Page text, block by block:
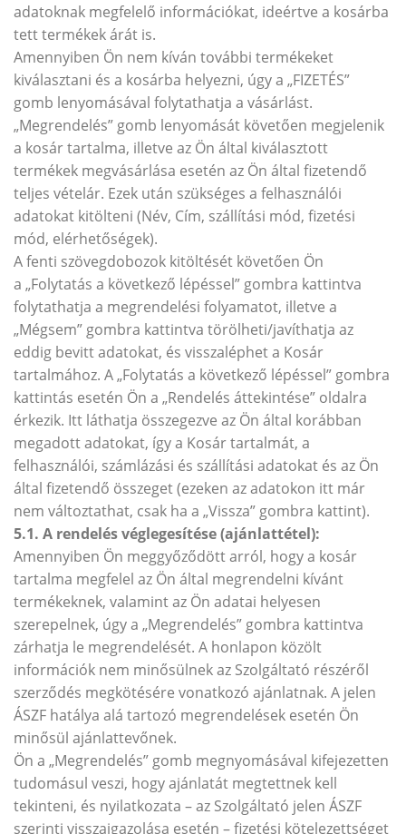
adatoknak megfelelő információkat, ideértve a kosárba
tett termékek árát is.
Amennyiben Ön nem kíván további termékeket
kiválasztani és a kosárba helyezni, úgy a „FIZETÉS”
gomb lenyomásával folytathatja a vásárlást.
„Megrendelés” gomb lenyomását követően megjelenik
a kosár tartalma, illetve az Ön által kiválasztott
termékek megvásárlása esetén az Ön által fizetendő
teljes vételár. Ezek után szükséges a felhasználói
adatokat kitölteni (Név, Cím, szállítási mód, fizetési
mód, elérhetőségek).
A fenti szövegdobozok kitöltését követően Ön
a „Folytatás a következő lépéssel” gombra kattintva
folytathatja a megrendelési folyamatot, illetve a
„Mégsem” gombra kattintva törölheti/javíthatja az
eddig bevitt adatokat, és visszaléphet a Kosár
tartalmához. A „Folytatás a következő lépéssel” gombra
kattintás esetén Ön a „Rendelés áttekintése” oldalra
érkezik. Itt láthatja összegezve az Ön által korábban
megadott adatokat, így a Kosár tartalmát, a
felhasználói, számlázási és szállítási adatokat és az Ön
által fizetendő összeget (ezeken az adatokon itt már
nem változtathat, csak ha a „Vissza” gombra kattint).
5.1. A rendelés véglegesítése (ajánlattétel):
Amennyiben Ön meggyőződött arról, hogy a kosár
tartalma megfelel az Ön által megrendelni kívánt
termékeknek, valamint az Ön adatai helyesen
szerepelnek, úgy a „Megrendelés” gombra kattintva
zárhatja le megrendelését. A honlapon közölt
információk nem minősülnek az Szolgáltató részéről
szerződés megkötésére vonatkozó ajánlatnak. A jelen
ÁSZF hatálya alá tartozó megrendelések esetén Ön
minősül ajánlattevőnek.
Ön a „Megrendelés” gomb megnyomásával kifejezetten
tudomásul veszi, hogy ajánlatát megtettnek kell
tekinteni, és nyilatkozata – az Szolgáltató jelen ÁSZF
szerinti visszaigazolása esetén – fizetési kötelezettséget